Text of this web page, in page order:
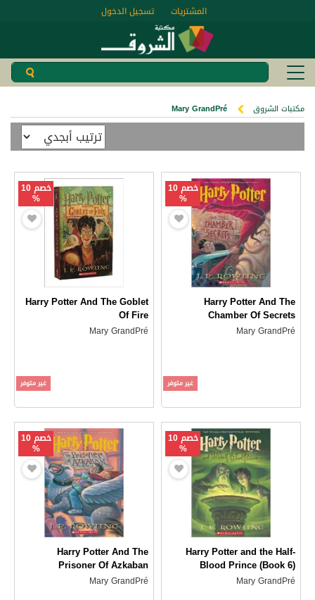
تسجيل الدخول المشتريات
مكتبات الشروق Mary GrandPré
خصم 10
%
Harry Potter And The
Chamber Of Secrets
Mary GrandPré
غير متوفر
خصم 10
%
Harry Potter And The Goblet
Of Fire
Mary GrandPré
غير متوفر
خصم 10
%
Harry Potter and the Half-
Blood Prince (Book 6)
Mary GrandPré
خصم 10
%
Harry Potter And The
Prisoner Of Azkaban
Mary GrandPré